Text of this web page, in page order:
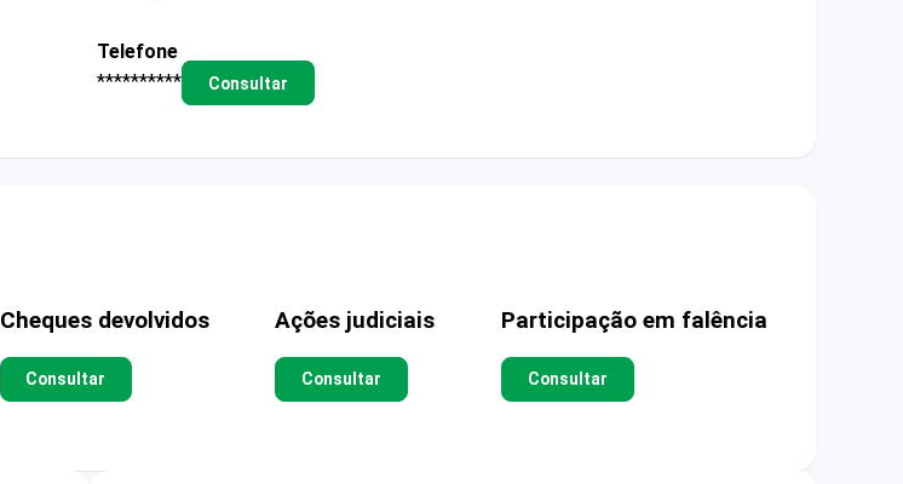
Telefone
**********
Consultar
Cheques devolvidos
Consultar
Ações judiciais
Consultar
Participação em falência
Consultar